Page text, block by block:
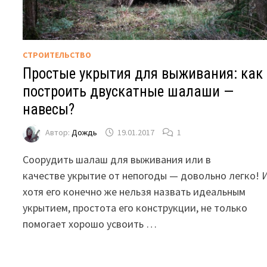
СТРОИТЕЛЬСТВО
Простые укрытия для выживания: как
построить двускатные шалаши —
навесы?
Автор:Дождь 19.01.2017 1
Соорудить шалаш для выживания или в
качестве укрытие от непогоды — довольно легко!
хотя его конечно же нельзя назвать идеальным
укрытием, простота его конструкции, не только
помогает хорошо усвоить …